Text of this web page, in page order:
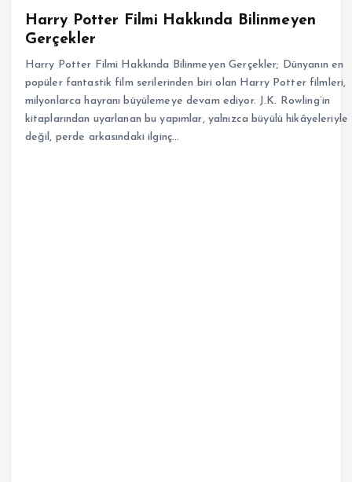
Harry Potter Filmi Hakkında Bilinmeyen
Gerçekler
Harry Potter Filmi Hakkında Bilinmeyen Gerçekler; Dünyanın en
popüler fantastik film serilerinden biri olan Harry Potter filmleri,
milyonlarca hayranı büyülemeye devam ediyor. J.K. Rowling’in
kitaplarından uyarlanan bu yapımlar, yalnızca büyülü hikâyeleriyle
değil, perde arkasındaki ilginç…